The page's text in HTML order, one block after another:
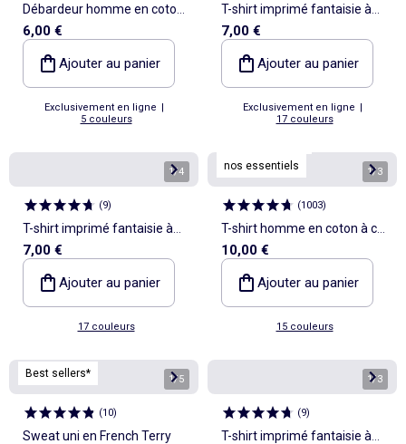
Débardeur homme en coton
à col rond
6,00 €
Ajouter au panier
Exclusivement en ligne |
5 couleurs
T-shirt imprimé fantaisie à
manches courtes
7,00 €
Ajouter au panier
Exclusivement en ligne |
17 couleurs
1/4
(9)
T-shirt imprimé fantaisie à
manches courtes
7,00 €
Ajouter au panier
17 couleurs
nos essentiels
1/3
(1003)
T-shirt homme en coton à col
rond
10,00 €
Ajouter au panier
15 couleurs
Best sellers* 1/5
(10)
Sweat uni en French Terry
1/3
(9)
T-shirt imprimé fantaisie à